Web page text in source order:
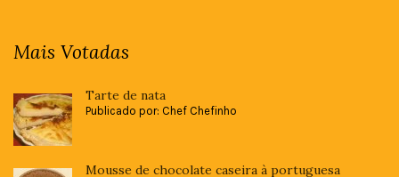
Mais Votadas
Tarte de nata
Publicado por: Chef Chefinho
Mousse de chocolate caseira à portuguesa